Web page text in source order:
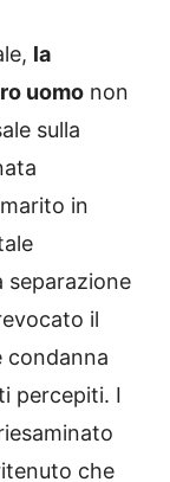
la
uomo non
sulla
in
separazione
il
condanna
percepiti. I
che